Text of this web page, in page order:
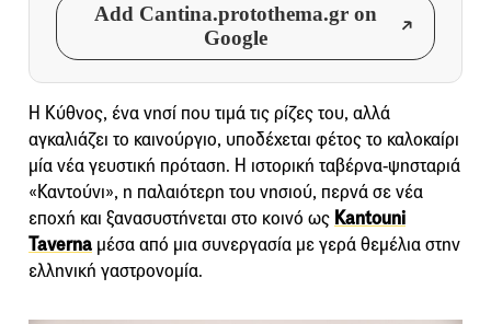
Add Cantina.protothema.gr on
Google
Η Κύθνος, ένα νησί που τιμά τις ρίζες του, αλλά
αγκαλιάζει το καινούργιο, υποδέχεται φέτος το καλοκαίρι
μία νέα γευστική πρόταση. Η ιστορική ταβέρνα-ψησταριά
«Καντούνι», η παλαιότερη του νησιού, περνά σε νέα
εποχή και ξανασυστήνεται στο κοινό ως Kantouni
Taverna μέσα από μια συνεργασία με γερά θεμέλια στην
ελληνική γαστρονομία.